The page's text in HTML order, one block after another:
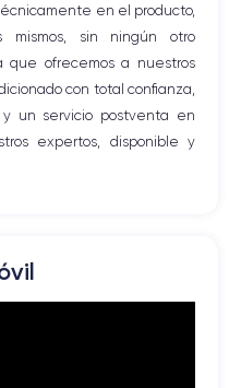
en el producto,
mismos, sin ningún otro
que ofrecemos a nuestros
con total confianza,
un servicio postventa en
expertos, disponible y